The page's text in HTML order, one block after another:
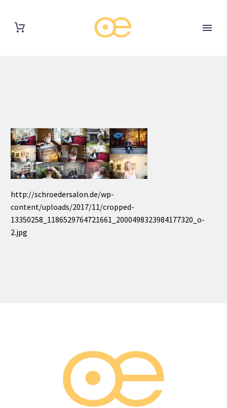
http://schroedersalon.de/wp-
content/uploads/2017/11/cropped-
13350258_1186529764721661_2000498323984177320_o-
2.jpg